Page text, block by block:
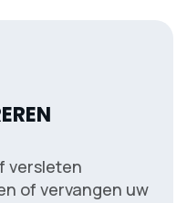
versleten
of vervangen uw